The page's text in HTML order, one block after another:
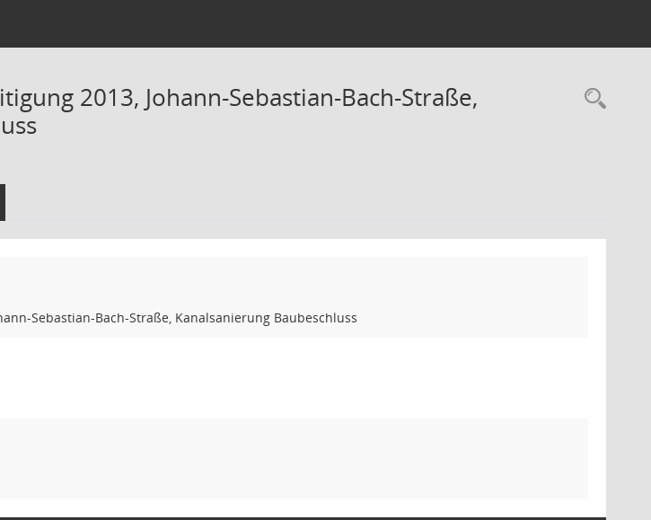
2013, Johann-Sebastian-Bach-Straße,
Sebastian-Bach-Straße, Kanalsanierung Baubeschluss